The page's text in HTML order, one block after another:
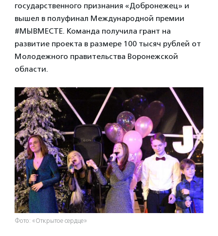
государственного признания «Добронежец» и
вышел в полуфинал Международной премии
#МЫВМЕСТЕ. Команда получила грант на
развитие проекта в размере 100 тысяч рублей от
Молодежного правительства Воронежской
области.
Фото: «Открытое сердце»